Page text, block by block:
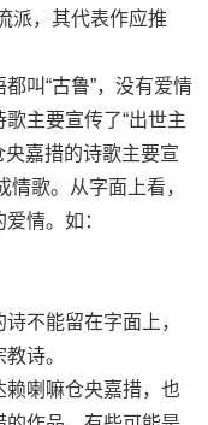
派，其代表作应推
叫“古鲁”，没有爱情
主要宣传了“出世主
央嘉措的诗歌主要宣
情歌。从字面上看，
情。如：
不能留在字面上，
诗。
喇嘛仓央嘉措，也